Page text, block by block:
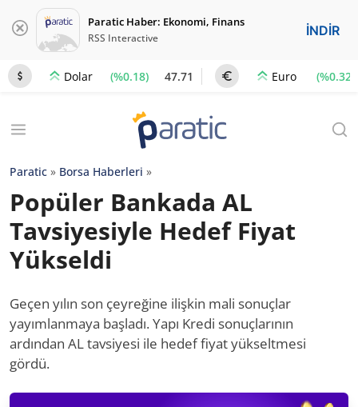
Paratic Haber: Ekonomi, Finans
RSS Interactive İNDİR
Dolar (%0.18) 47.71 Euro (%0.32)
Paratic » Borsa Haberleri »
Popüler Bankada AL
Tavsiyesiyle Hedef Fiyat
Yükseldi
Geçen yılın son çeyreğine ilişkin mali sonuçlar
yayımlanmaya başladı. Yapı Kredi sonuçlarının
ardından AL tavsiyesi ile hedef fiyat yükseltmesi
gördü.